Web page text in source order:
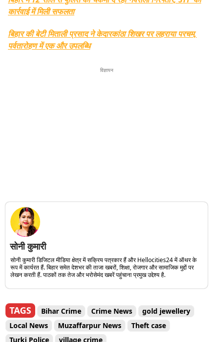
कार्रवाई में मिली सफलता
बिहार की बेटी मिताली प्रसाद ने केदारकांठा शिखर पर लहराया परचम,
पर्वतारोहण में एक और उपलब्धि
विज्ञापन
सोनी कुमारी
सोनी कुमारी डिजिटल मीडिया क्षेत्र में सक्रिय पत्रकार हैं और Hellocities24 में ऑथर के
रूप में कार्यरत हैं. बिहार समेत देशभर की ताजा खबरों, शिक्षा, रोजगार और सामाजिक मुद्दों पर
लेखन करती हैं. पाठकों तक तेज और भरोसेमंद खबरें पहुंचाना प्रमुख उद्देश्य है.
TAGS Bihar Crime Crime News
gold jewellery
Local News
Muzaffarpur News
Theft case
Turki Police
village crime